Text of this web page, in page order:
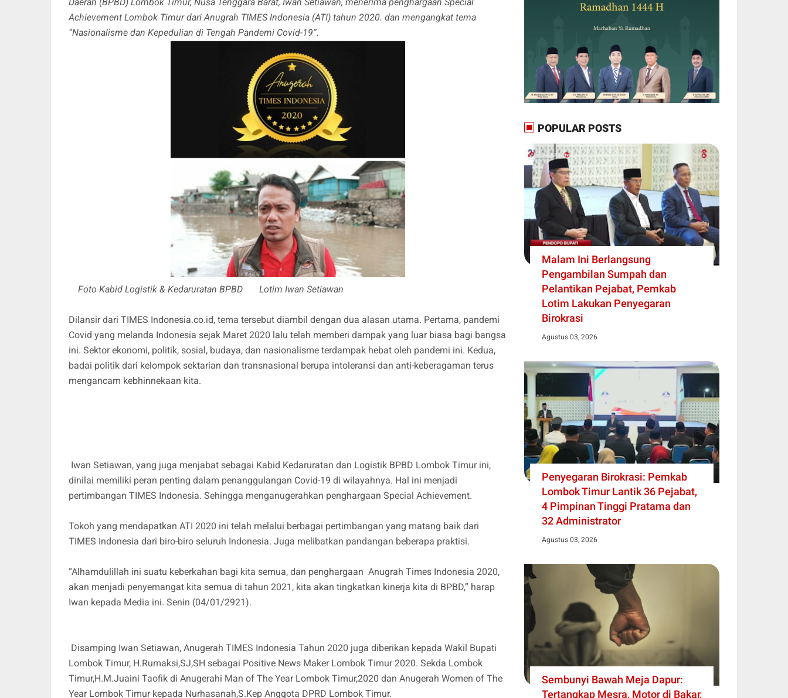
Achievement Lombok Timur dari Anugrah TIMES Indonesia (ATI) tahun 2020. dan mengangkat tema
“Nasionalisme dan Kepedulian di Tengah Pandemi Covid-19”.
Foto Kabid Logistik & Kedaruratan BPBD Lotim Iwan Setiawan
Dilansir dari TIMES Indonesia.co.id, tema tersebut diambil dengan dua alasan utama. Pertama, pandemi
Covid yang melanda Indonesia sejak Maret 2020 lalu telah memberi dampak yang luar biasa bagi bangsa
ini. Sektor ekonomi, politik, sosial, budaya, dan nasionalisme terdampak hebat oleh pandemi ini. Kedua,
badai politik dari kelompok sektarian dan transnasional berupa intoleransi dan anti-keberagaman terus
mengancam kebhinnekaan kita.
Iwan Setiawan, yang juga menjabat sebagai Kabid Kedaruratan dan Logistik BPBD Lombok Timur ini,
dinilai memiliki peran penting dalam penanggulangan Covid-19 di wilayahnya. Hal ini menjadi
pertimbangan TIMES Indonesia. Sehingga menganugerahkan penghargaan Special Achievement.
Tokoh yang mendapatkan ATI 2020 ini telah melalui berbagai pertimbangan yang matang baik dari
TIMES Indonesia dari biro-biro seluruh Indonesia. Juga melibatkan pandangan beberapa praktisi.
“Alhamdulillah ini suatu keberkahan bagi kita semua, dan penghargaan Anugrah Times Indonesia 2020,
akan menjadi penyemangat kita semua di tahun 2021, kita akan tingkatkan kinerja kita di BPBD,” harap
Iwan kepada Media ini. Senin (04/01/2921).
Disamping Iwan Setiawan, Anugerah TIMES Indonesia Tahun 2020 juga diberikan kepada Wakil Bupati
Lombok Timur, H.Rumaksi,SJ,SH sebagai Positive News Maker Lombok Timur 2020. Sekda Lombok
Timur,H.M.Juaini Taofik di Anugerahi Man of The Year Lombok Timur,2020 dan Anugerah Women of The
Year Lombok Timur kepada Nurhasanah,S.Kep Anggota DPRD Lombok Timur.
POPULAR POSTS
Malam Ini Berlangsung
Pengambilan Sumpah dan
Pelantikan Pejabat, Pemkab
Lotim Lakukan Penyegaran
Birokrasi
Agustus 03, 2026
Penyegaran Birokrasi: Pemkab
Lombok Timur Lantik 36 Pejabat,
4 Pimpinan Tinggi Pratama dan
32 Administrator
Agustus 03, 2026
Sembunyi Bawah Meja Dapur:
Tertangkap Mesra, Motor di Bakar,